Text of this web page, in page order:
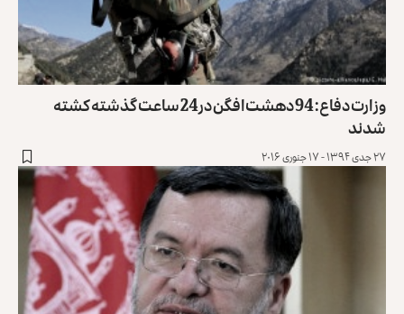
وزارت دفاع: 94 دهشت‌افگن در24 ساعت گذشته کشته
شدند
۲۷ جدی ۱۳۹۴ - ۱۷ جنوری ۲۰۱۶